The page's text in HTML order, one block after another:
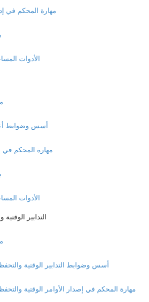
مهارة المحكم في
الأدوات
أسس وضوابط
مهارة المحكم في
الأدوات
التدابير
أسس وضوابط التدابير الوقتية
مهارة المحكم في إصدار الأوامر الوقتية